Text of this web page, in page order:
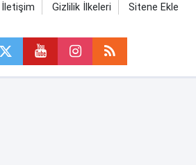
İletişim Gizlilik İlkeleri Sitene Ekle